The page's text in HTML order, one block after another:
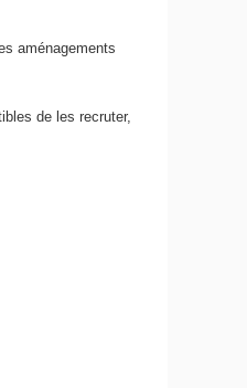
aménagements
de les recruter,